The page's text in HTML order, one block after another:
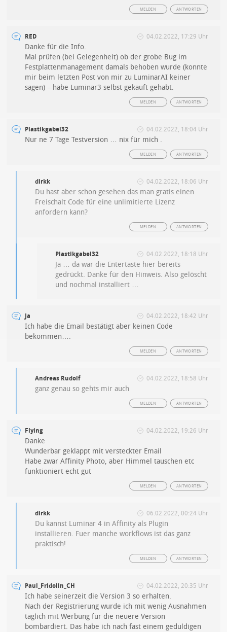
ANTWORTEN
MELDEN
RED 04.02.2022, 17:29 Uhr
Danke für die Info.
Mal prüfen (bei Gelegenheit) ob der grobe Bug im
Festplattenmanagement damals behoben wurde (konnte
mir beim letzten Post von mir zu LuminarAI keiner
sagen) – habe Luminar3 selbst gekauft gehabt.
ANTWORTEN
MELDEN
Plastikgabel32 04.02.2022, 18:04 Uhr
Nur ne 7 Tage Testversion … nix für mich .
ANTWORTEN
MELDEN
dirkk 04.02.2022, 18:06 Uhr
Du hast aber schon gesehen das man gratis einen
Freischalt Code für eine unlimitierte Lizenz
anfordern kann?
ANTWORTEN
MELDEN
Plastikgabel32 04.02.2022, 18:18 Uhr
Ja … da war die Entertaste hier bereits
gedrückt. Danke für den Hinweis. Also gelöscht
und nochmal installiert …
Ja 04.02.2022, 18:42 Uhr
Ich habe die Email bestätigt aber keinen Code
bekommen….
ANTWORTEN
MELDEN
Andreas Rudolf 04.02.2022, 18:58 Uhr
ganz genau so gehts mir auch
ANTWORTEN
MELDEN
Flying 04.02.2022, 19:26 Uhr
Danke
Wunderbar geklappt mit versteckter Email
Habe zwar Affinity Photo, aber Himmel tauschen etc
funktioniert echt gut
ANTWORTEN
MELDEN
dirkk 06.02.2022, 00:24 Uhr
Du kannst Luminar 4 in Affinity als Plugin
installieren. Fuer manche workflows ist das ganz
praktisch!
ANTWORTEN
MELDEN
Paul_Fridolin_CH 04.02.2022, 20:35 Uhr
Ich habe seinerzeit die Version 3 so erhalten.
Nach der Registrierung wurde ich mit wenig Ausnahmen
täglich mit Werbung für die neuere Version
bombardiert. Das habe ich nach fast einem geduldigen